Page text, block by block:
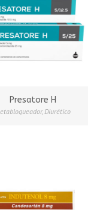
Presatore H
, Diurético